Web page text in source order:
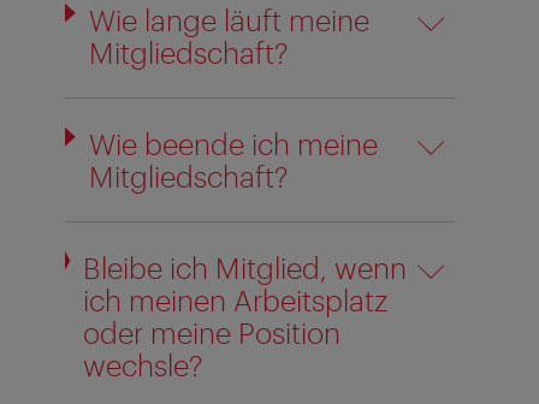
Wie lange läuft meine
Mitgliedschaft?
Wie beende ich meine
Mitgliedschaft?
Bleibe ich Mitglied, wenn
ich meinen Arbeitsplatz
oder meine Position
wechsle?